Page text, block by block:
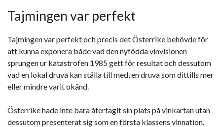
Tajmingen var perfekt
Tajmingen var perfekt och precis det Österrike behövde för
att kunna exponera både vad den nyfödda vinvisionen
sprungen ur katastrofen 1985 gett för resultat och dessutom
vad en lokal druva kan ställa till med, en druva som dittills mer
eller mindre varit okänd.
Österrike hade inte bara återtagit sin plats på vinkartan utan
dessutom presenterat sig som en första klassens vinnation.